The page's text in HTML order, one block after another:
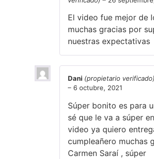
El video fue mejor de
muchas gracias por
nuestras expectativas
Dani (propietario verificado)
– 6 octubre, 2021
Súper bonito es para
sé que le va a súper
video ya quiero
cumpleañero muchas
Carmen Saraí , súper